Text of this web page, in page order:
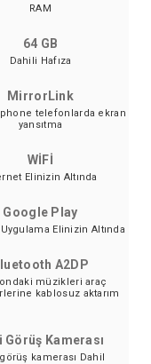
RAM
64 GB
Dahili Hafıza
MirrorLink
telefonlarda ekran
yansıtma
WİFİ
Elinizin Altında
Google Play
Elinizin Altında
A2DP
müzikleri araç
kablosuz aktarım
Görüş Kamerası
kamerası Dahil